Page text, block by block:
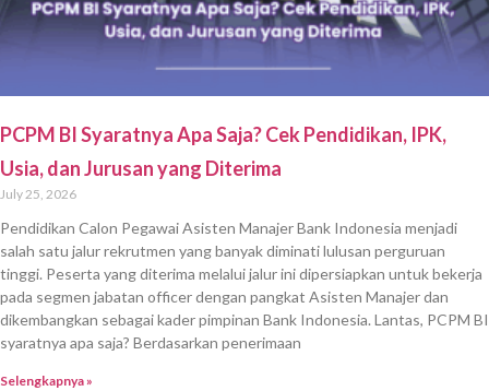
PCPM BI Syaratnya Apa Saja? Cek Pendidikan, IPK,
Usia, dan Jurusan yang Diterima
July 25, 2026
Pendidikan Calon Pegawai Asisten Manajer Bank Indonesia menjadi
salah satu jalur rekrutmen yang banyak diminati lulusan perguruan
tinggi. Peserta yang diterima melalui jalur ini dipersiapkan untuk bekerja
pada segmen jabatan officer dengan pangkat Asisten Manajer dan
dikembangkan sebagai kader pimpinan Bank Indonesia. Lantas, PCPM BI
syaratnya apa saja? Berdasarkan penerimaan
Selengkapnya »